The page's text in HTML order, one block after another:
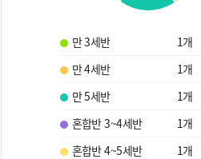
만 3세반 1개
만 4세반
1개
만 5세반
1개
혼합반 3~4세반
1개
혼합반 4~5세반
1개